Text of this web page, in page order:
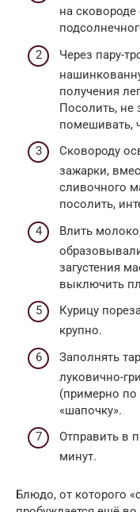
на
Через пару-
получения
Посолить, не
помешивать,
Сковороду
зажарки,
сливочного
посолить,
Влить
загустения
выключить
Курицу
крупно.
Заполнять
луковично-
(примерно
«шапочку».
Отправить в
минут.
Блюдо, от которого